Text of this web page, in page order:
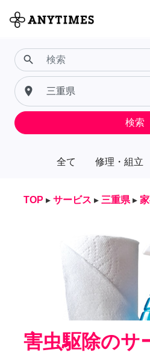
全て 修理・組立
search
place
検索
TOP ▸ サービス ▸ 三重県 ▸
害虫駆除のサ